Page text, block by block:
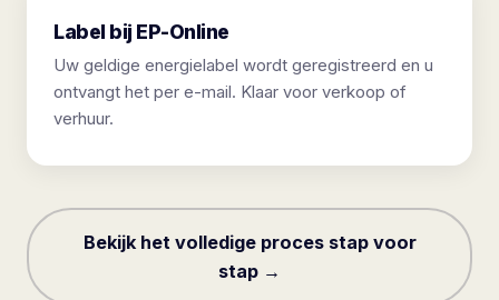
Label bij EP-Online
Uw geldige energielabel wordt geregistreerd en u
ontvangt het per e-mail. Klaar voor verkoop of
verhuur.
Bekijk het volledige proces stap voor
stap →